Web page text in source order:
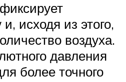
исходя из этого,
воздуха.
давления
более точного